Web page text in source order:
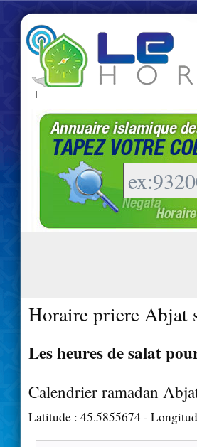
|
Horaire priere Abjat
Les heures de salat
Calendrier ramadan
Latitude : 45.5855674-